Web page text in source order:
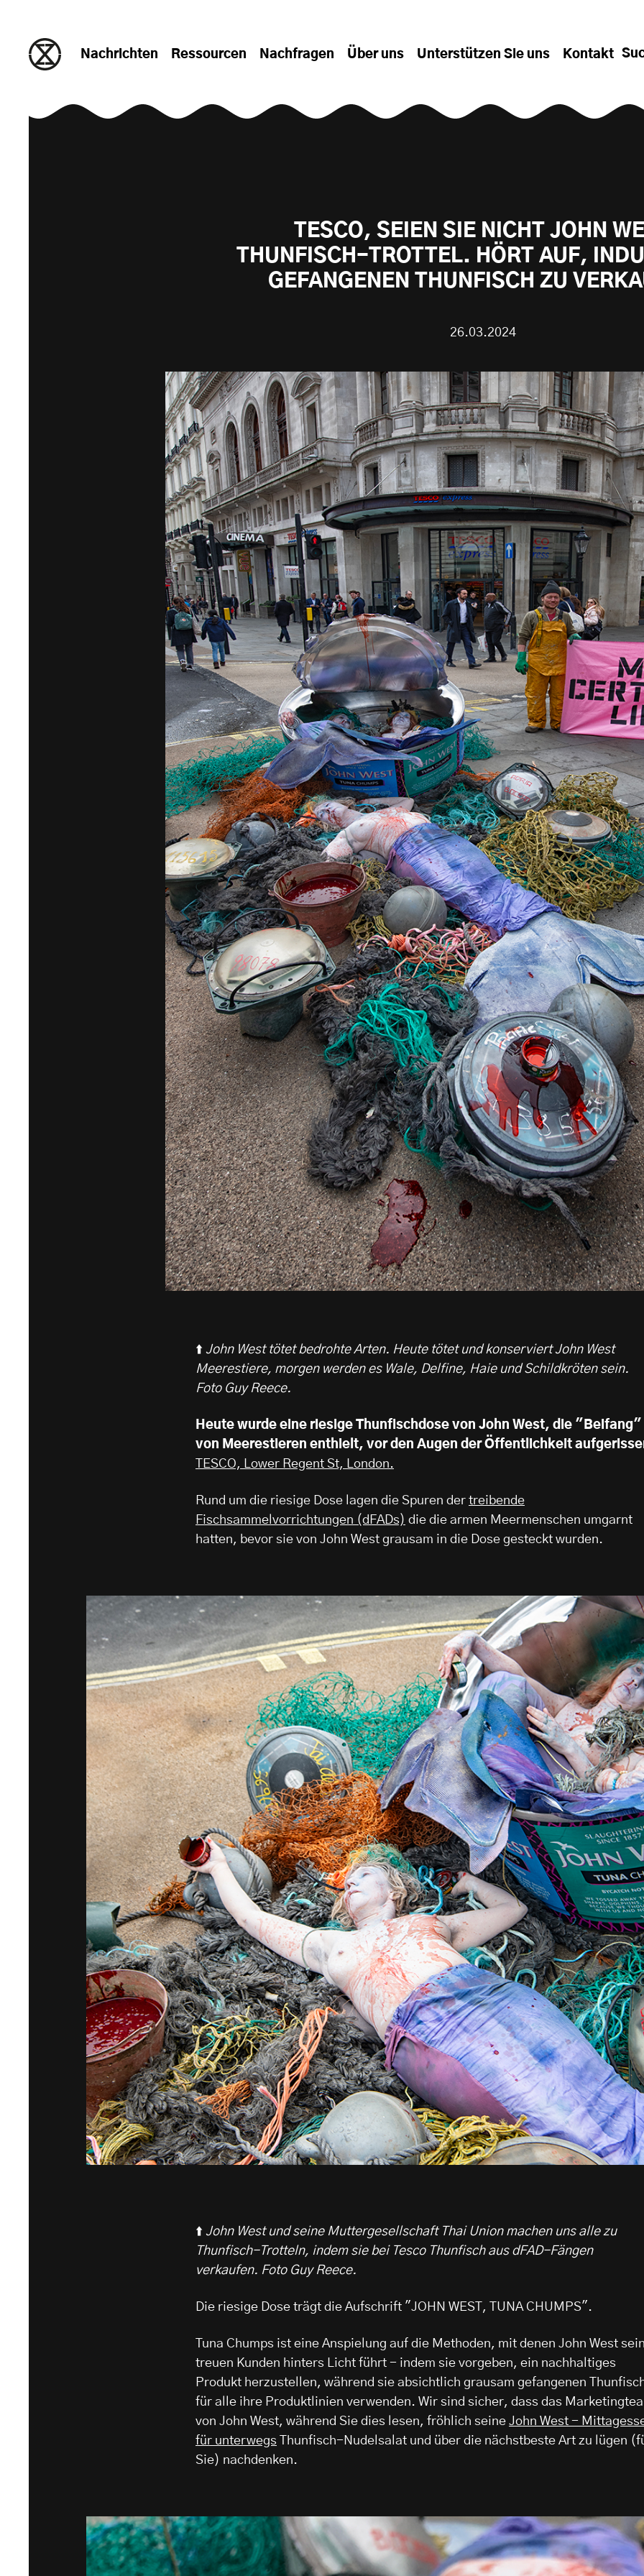
Nachrichten Ressourcen Nachfragen Über uns Unterstützen Sie uns Kontakt
TESCO, SEIEN SIE NICHT JOHN
THUNFISCH-TROTTEL. HÖRT AUF,
GEFANGENEN THUNFISCH ZU
26.03.2024
⬆️ John West tötet bedrohte Arten. Heute tötet und konserviert John West
Meerestiere, morgen werden es Wale, Delfine, Haie und Schildkröten sein.
Foto Guy Reece.
Heute wurde eine riesige Thunfischdose von John West, die "Beifang"
von Meerestieren enthielt, vor den Augen der Öffentlichkeit
TESCO, Lower Regent St, London.
Rund um die riesige Dose lagen die Spuren der treibende
Fischsammelvorrichtungen (dFADs) die die armen Meermenschen umgarnt
hatten, bevor sie von John West grausam in die Dose gesteckt wurden.
⬆️ John West und seine Muttergesellschaft Thai Union machen uns alle zu
Thunfisch-Trotteln, indem sie bei Tesco Thunfisch aus dFAD-Fängen
verkaufen. Foto Guy Reece.
Die riesige Dose trägt die Aufschrift "JOHN WEST, TUNA CHUMPS".
Tuna Chumps ist eine Anspielung auf die Methoden, mit denen John West
treuen Kunden hinters Licht führt - indem sie vorgeben, ein nachhaltiges
Produkt herzustellen, während sie absichtlich grausam gefangenen
für alle ihre Produktlinien verwenden. Wir sind sicher, dass das
von John West, während Sie dies lesen, fröhlich seine John West -
für unterwegs Thunfisch-Nudelsalat und über die nächstbeste Art zu lügen
Sie) nachdenken.